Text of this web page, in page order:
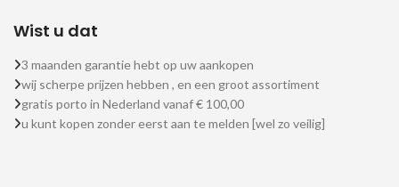
Wist u dat
3 maanden garantie hebt op uw aankopen
wij scherpe prijzen hebben , en een groot assortiment
gratis porto in Nederland vanaf € 100,00
u kunt kopen zonder eerst aan te melden [wel zo veilig]